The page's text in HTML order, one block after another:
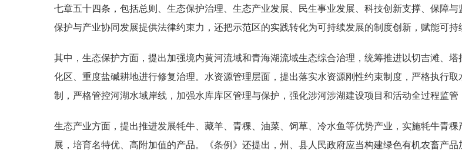
七章五十四条，包括总则、生态保护治理、生态产业发展、民生事业发展、科技创新支撑、保障
保护与产业协同发展提供法律约束力，还把示范区的实践转化为可持续发展的制度创新，赋能可持
其中，生态保护方面，提出加强境内黄河流域和青海湖流域生态综合治理，统筹推进以切吉滩、
化区、重度盐碱耕地进行修复治理。水资源管理层面，提出落实水资源刚性约束制度，严格执行
制，严格管控河湖水域岸线，加强水库库区管理与保护，强化涉河涉湖建设项目和活动全过程监管
生态产业方面，提出推进发展牦牛、藏羊、青稞、油菜、饲草、冷水鱼等优势产业，实施牦牛青
展，培育名特优、高附加值的产品。《条例》还提出，州、县人民政府应当构建绿色有机农畜产